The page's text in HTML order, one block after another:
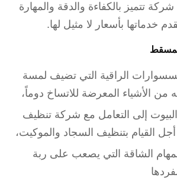
تتميز بالكفاءة والدقة والمهارة
خدماتها بأسعار لا مثيل لها.
الراقية التي تضيف لمسة
من الأشياء المعرضة للاتساخ دوماً،
البيوت إلى التعامل مع شركة تنظيف
بتنظيف السجاد والموكيت،
الشاقة التي يصعب على ربة